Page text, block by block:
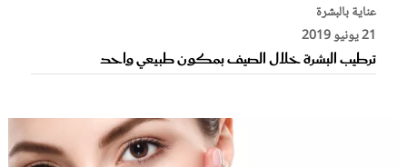
عناية بالبشرة
21 يونيو 2019
ترطيب البشرة خلال الصيف بمكون طبيعي واحد